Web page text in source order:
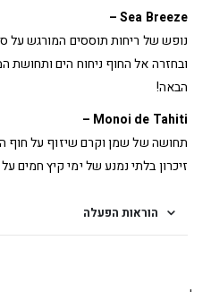
Sea Breeze –
נופש של ריחות תוססים המורגש על
ובחזרה אל החוף ניחוח הים ותחושת
הבאה!
Monoi de Tahiti –
תחושה של שמן וקרם שיזוף על חוף
זיכרון בלתי נמנע של ימי קיץ חמים
הוראות הפעלה